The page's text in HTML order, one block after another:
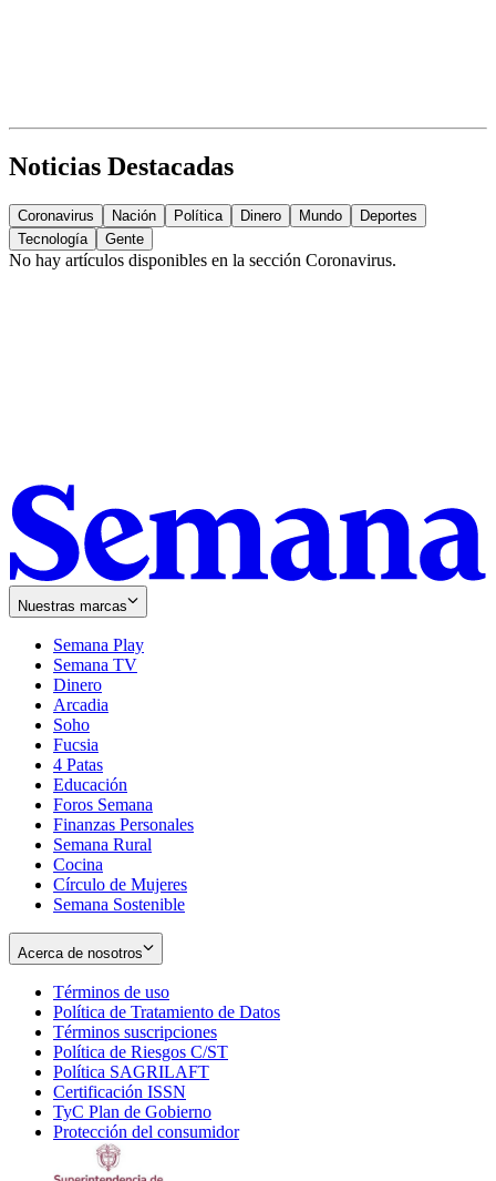
Noticias Destacadas
Coronavirus Nación Política Dinero Mundo
Deportes
Tecnología
Gente
No hay artículos disponibles en la sección Coronavirus.
Nuestras marcas
Semana Play
Semana TV
Dinero
Arcadia
Soho
in
new
window
Fucsia
in
new
window
4 Patas
Educación
Foros Semana
Finanzas Personales
Semana Rural
Cocina
Círculo de Mujeres
Semana Sostenible
Acerca de nosotros
Términos de uso
in
new
window
Política de Tratamiento de Datos
Términos suscripciones
in
Política de Riesgos C/ST
Política SAGRILAFT
new
window
Certificación ISSN
in
new
TyC Plan de Gobierno
in
Protección del consumidorOpens